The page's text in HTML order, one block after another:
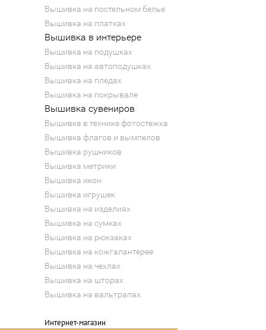
Вышивка на постельном белье
Вышивка на платках
Вышивка в интерьере
Вышивка на подушках
Вышивка на автоподушках
Вышивка на пледах
Вышивка на покрывале
Вышивка сувениров
Вышивка в технике фотостежка
Вышивка флагов и вымпелов
Вышивка рушников
Вышивка метрики
Вышивка икон
Вышивка игрушек
Вышивка на изделиях
Вышивка на сумках
Вышивка на рюкзаках
Вышивка на кожгалантерее
Вышивка на чехлах
Вышивка на шторах
Вышивка на вальтрапах
Интернет-магазин